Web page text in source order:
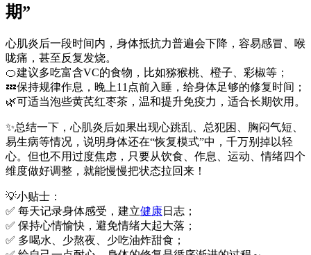
期”
心肌炎后一段时间内，身体抵抗力普遍会下降，容易感冒、喉
咙痛，甚至反复发烧。
🍊建议多吃富含VC的食物，比如猕猴桃、橙子、彩椒等；
💤保持规律作息，晚上11点前入睡，给身体足够的修复时间；
🌿可适当泡些黄芪红枣茶，温和提升免疫力，适合长期饮用。
✨总结一下，心肌炎后如果出现心跳乱、总犯困、胸闷气短、
易生病等情况，说明身体还在“恢复模式”中，千万别掉以轻
心。但也不用过度焦虑，只要从饮食、作息、运动、情绪四个
维度做好调整，就能慢慢把状态拉回来！
💡小贴士：
✅ 每天记录身体感受，建立健康日志；
✅ 保持心情愉快，避免情绪大起大落；
✅ 多喝水、少熬夜、少吃油炸甜食；